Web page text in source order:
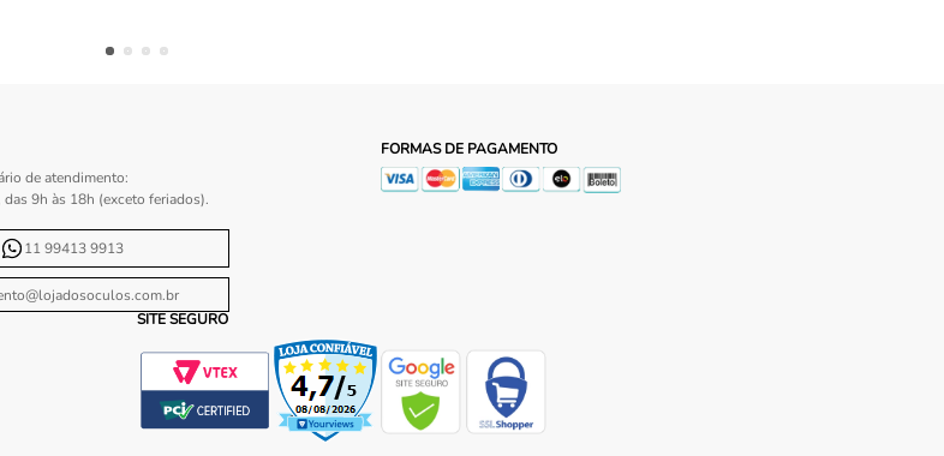
de atendimento:
das 9h às 18h (exceto feriados).
11 99413 9913
FORMAS DE PAGAMENTO
SITE SEGURO